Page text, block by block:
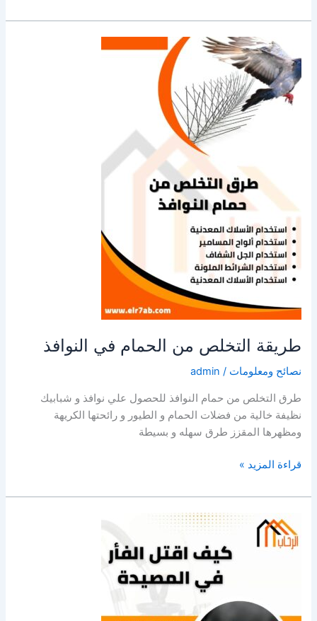
المبيدات
الحشرية
في
المنزل
طريقة التخلص من الحمام في النوافذ
نصائح ومعلومات /
admin
طرق التخلص من حمام النوافذ للحصول علي نوافذ و شبابيك
نظيفة خالية من فضلات الحمام و الطيور و رائحتها الكريهة
ومظهرها المقزز طرق سهله و بسيطة
طريقة
من
في
النوافذ
قراءة المزيد »